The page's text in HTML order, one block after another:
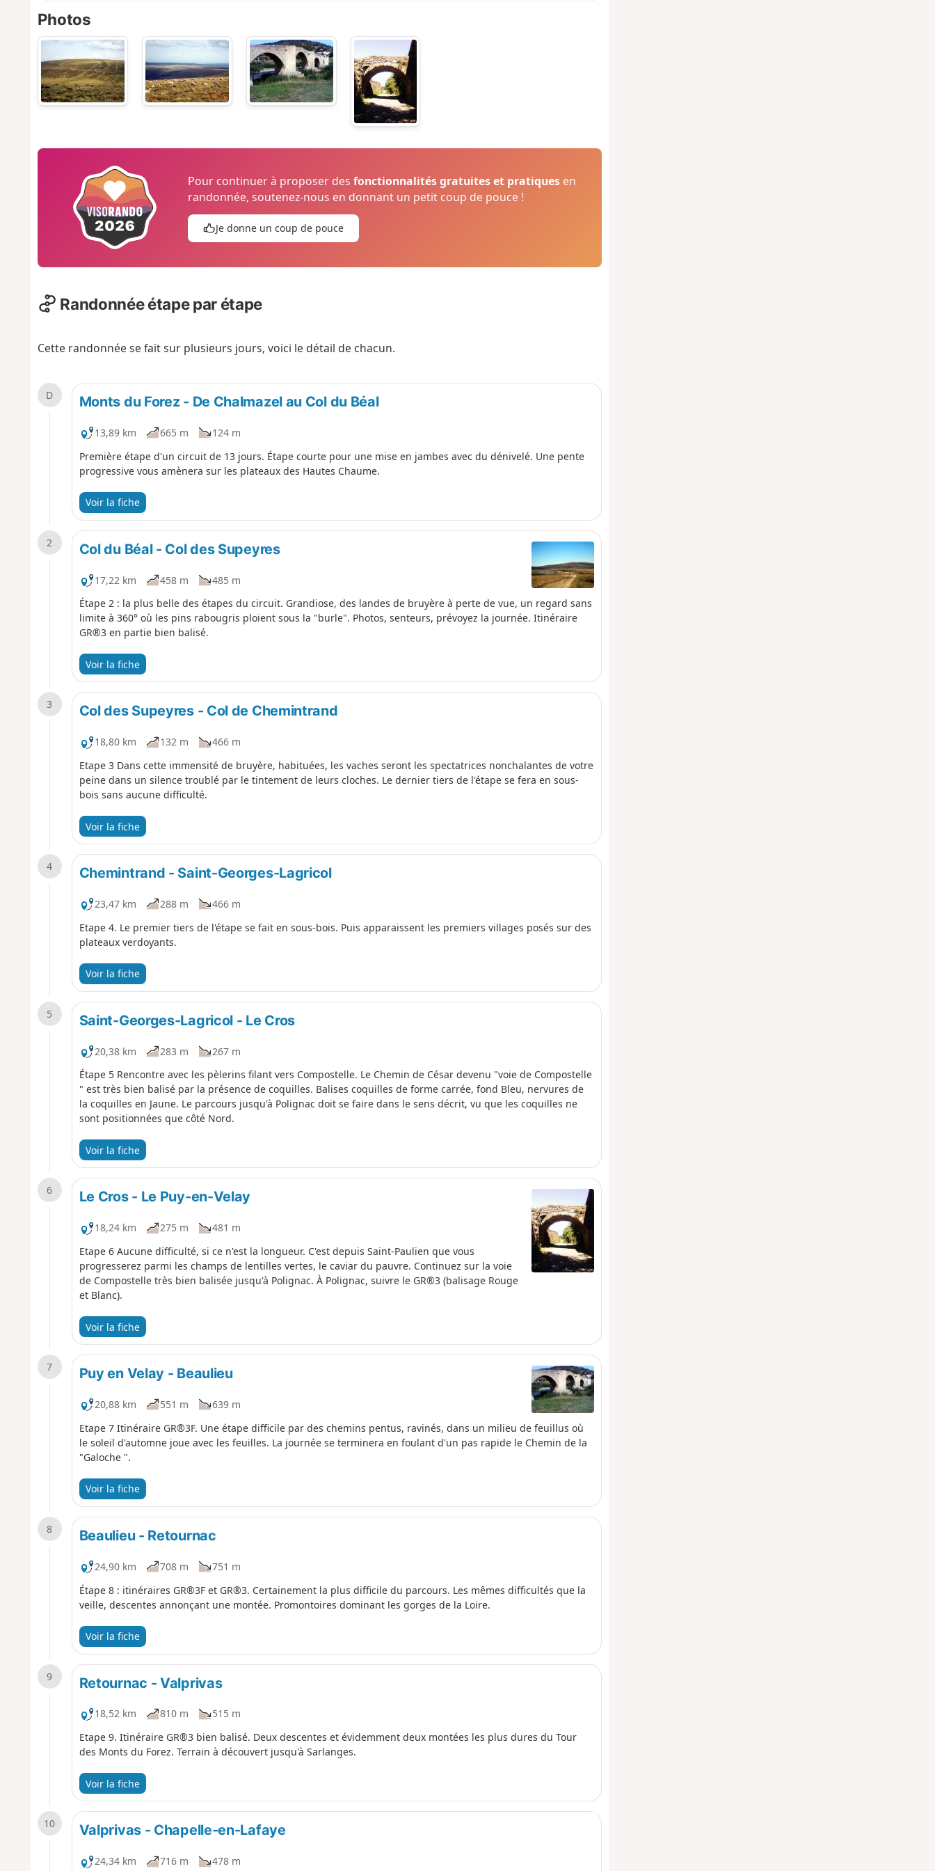
Photos
Pour continuer à proposer desfonctionnalités gratuites et pratiques en
randonnée, soutenez-nous en donnant un petit coup de pouce !
Je donne un coup de pouce
Randonnée étape par étape
Cette randonnée se fait sur plusieurs jours, voici le détail de chacun.
D Monts du Forez - De Chalmazel au Col du Béal
13,89 km 665 m
124 m
Première étape d'un circuit de 13 jours. Étape courte pour une mise en jambes avec du dénivelé. Une pente
progressive vous amènera sur les plateaux des Hautes Chaume.
Voir la fiche
2 Col du Béal - Col des Supeyres
17,22 km 458 m
485 m
Étape 2 : la plus belle des étapes du circuit. Grandiose, des landes de bruyère à perte de vue, un regard sans
limite à 360° où les pins rabougris ploient sous la "burle". Photos, senteurs, prévoyez la journée. Itinéraire
GR®3 en partie bien balisé.
Voir la fiche
3 Col des Supeyres - Col de Chemintrand
18,80 km 132 m
466 m
Etape 3 Dans cette immensité de bruyère, habituées, les vaches seront les spectatrices nonchalantes de votre
peine dans un silence troublé par le tintement de leurs cloches. Le dernier tiers de l'étape se fera en sous-
bois sans aucune difficulté.
Voir la fiche
4 Chemintrand - Saint-Georges-Lagricol
23,47 km 288 m
466 m
Etape 4. Le premier tiers de l'étape se fait en sous-bois. Puis apparaissent les premiers villages posés sur des
plateaux verdoyants.
Voir la fiche
5 Saint-Georges-Lagricol - Le Cros
20,38 km 283 m
267 m
Étape 5 Rencontre avec les pèlerins filant vers Compostelle. Le Chemin de César devenu "voie de Compostelle
" est très bien balisé par la présence de coquilles. Balises coquilles de forme carrée, fond Bleu, nervures de
la coquilles en Jaune. Le parcours jusqu'à Polignac doit se faire dans le sens décrit, vu que les coquilles ne
sont positionnées que côté Nord.
Voir la fiche
6 Le Cros - Le Puy-en-Velay
18,24 km 275 m
481 m
Etape 6 Aucune difficulté, si ce n'est la longueur. C'est depuis Saint-Paulien que vous
progresserez parmi les champs de lentilles vertes, le caviar du pauvre. Continuez sur la voie
de Compostelle très bien balisée jusqu'à Polignac. À Polignac, suivre le GR®3 (balisage Rouge
et Blanc).
Voir la fiche
7 Puy en Velay - Beaulieu
20,88 km 551 m
639 m
Etape 7 Itinéraire GR®3F. Une étape difficile par des chemins pentus, ravinés, dans un milieu de feuillus où
le soleil d'automne joue avec les feuilles. La journée se terminera en foulant d'un pas rapide le Chemin de la
"Galoche ".
Voir la fiche
8 Beaulieu - Retournac
24,90 km 708 m
751 m
Étape 8 : itinéraires GR®3F et GR®3. Certainement la plus difficile du parcours. Les mêmes difficultés que la
veille, descentes annonçant une montée. Promontoires dominant les gorges de la Loire.
Voir la fiche
9 Retournac - Valprivas
18,52 km 810 m
515 m
Etape 9. Itinéraire GR®3 bien balisé. Deux descentes et évidemment deux montées les plus dures du Tour
des Monts du Forez. Terrain à découvert jusqu'à Sarlanges.
Voir la fiche
10 Valprivas - Chapelle-en-Lafaye
24,34 km 716 m 478 m